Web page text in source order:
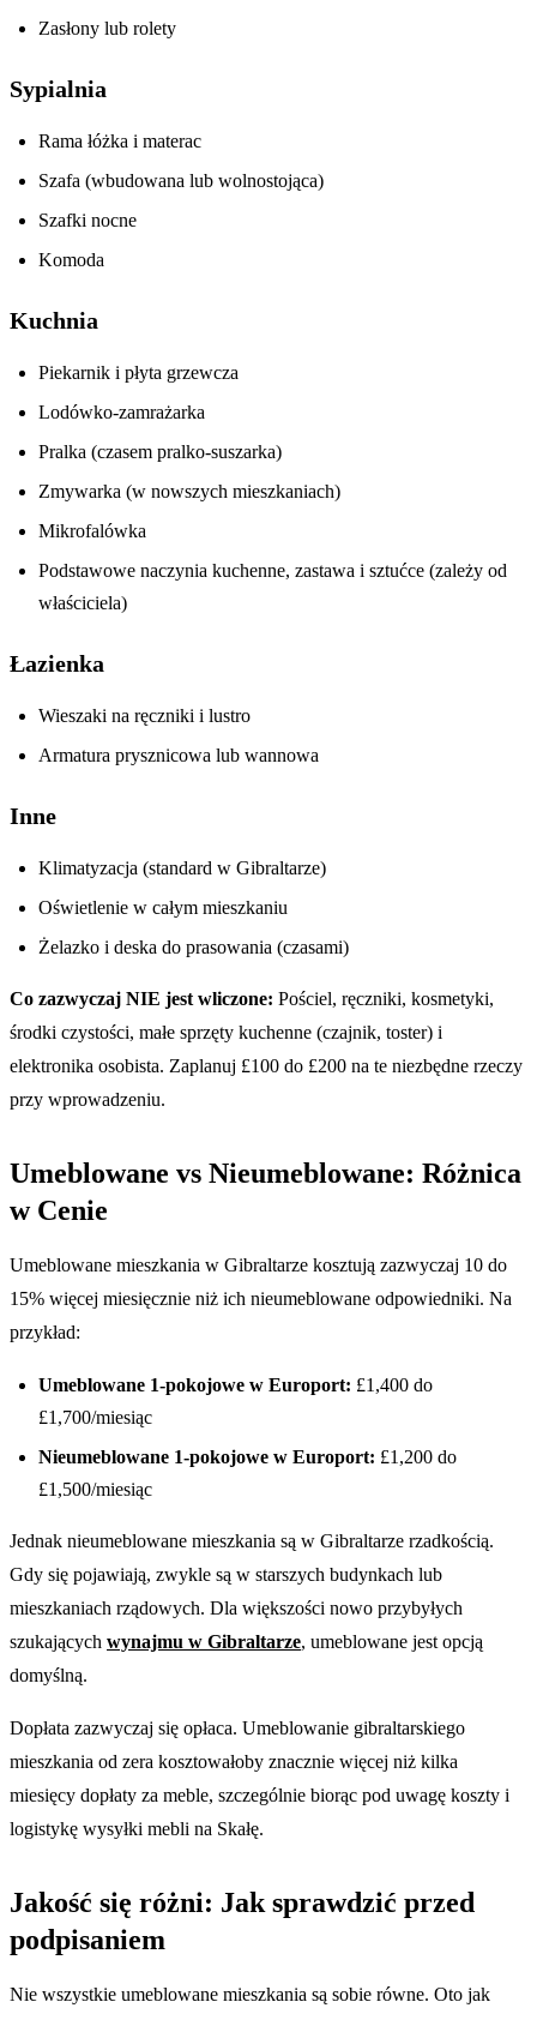
Zasłony lub rolety
Sypialnia
Rama łóżka i materac
Szafa (wbudowana lub wolnostojąca)
Szafki nocne
Komoda
Kuchnia
Piekarnik i płyta grzewcza
Lodówko-zamrażarka
Pralka (czasem pralko-suszarka)
Zmywarka (w nowszych mieszkaniach)
Mikrofalówka
Podstawowe naczynia kuchenne, zastawa i sztućce (zależy od
właściciela)
Łazienka
Wieszaki na ręczniki i lustro
Armatura prysznicowa lub wannowa
Inne
Klimatyzacja (standard w Gibraltarze)
Oświetlenie w całym mieszkaniu
Żelazko i deska do prasowania (czasami)
Co zazwyczaj NIE jest wliczone: Pościel, ręczniki, kosmetyki,
środki czystości, małe sprzęty kuchenne (czajnik, toster) i
elektronika osobista. Zaplanuj £100 do £200 na te niezbędne rzeczy
przy wprowadzeniu.
Umeblowane vs Nieumeblowane: Różnica
w Cenie
Umeblowane mieszkania w Gibraltarze kosztują zazwyczaj 10 do
15% więcej miesięcznie niż ich nieumeblowane odpowiedniki. Na
przykład:
Umeblowane 1-pokojowe w Europort: £1,400 do
£1,700/miesiąc
Nieumeblowane 1-pokojowe w Europort: £1,200 do
£1,500/miesiąc
Jednak nieumeblowane mieszkania są w Gibraltarze rzadkością.
Gdy się pojawiają, zwykle są w starszych budynkach lub
mieszkaniach rządowych. Dla większości nowo przybyłych
szukających wynajmu w Gibraltarze, umeblowane jest opcją
domyślną.
Dopłata zazwyczaj się opłaca. Umeblowanie gibraltarskiego
mieszkania od zera kosztowałoby znacznie więcej niż kilka
miesięcy dopłaty za meble, szczególnie biorąc pod uwagę koszty i
logistykę wysyłki mebli na Skałę.
Jakość się różni: Jak sprawdzić przed
podpisaniem
Nie wszystkie umeblowane mieszkania są sobie równe. Oto jak